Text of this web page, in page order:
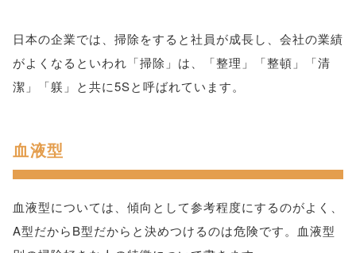
日本の企業では、掃除をすると社員が成長し、会社の業績
がよくなるといわれ「掃除」は、「整理」「整頓」「清
潔」「躾」と共に5Sと呼ばれています。
血液型
血液型については、傾向として参考程度にするのがよく、
A型だからB型だからと決めつけるのは危険です。血液型